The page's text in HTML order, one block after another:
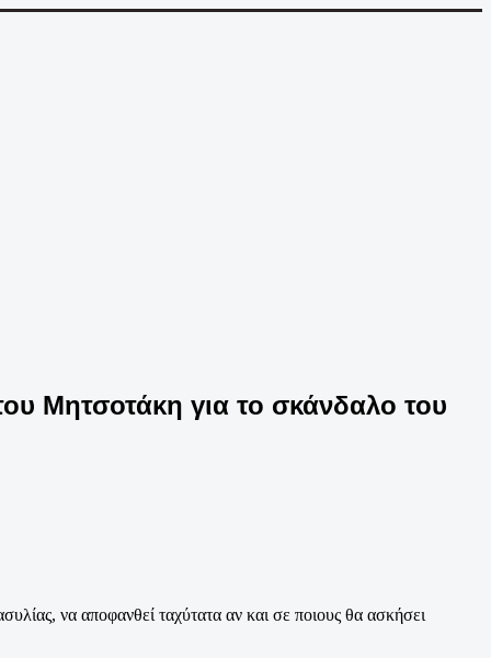
Μητσοτάκη για το σκάνδαλο του
να αποφανθεί ταχύτατα αν και σε ποιους θα ασκήσει